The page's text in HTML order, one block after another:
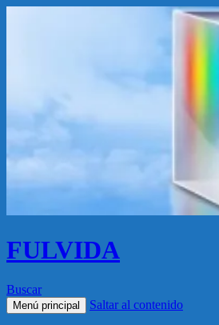
FULVIDA
Buscar
Menú principal Saltar al contenido